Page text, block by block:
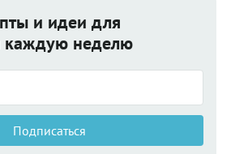
и идеи для
каждую неделю
Подписаться